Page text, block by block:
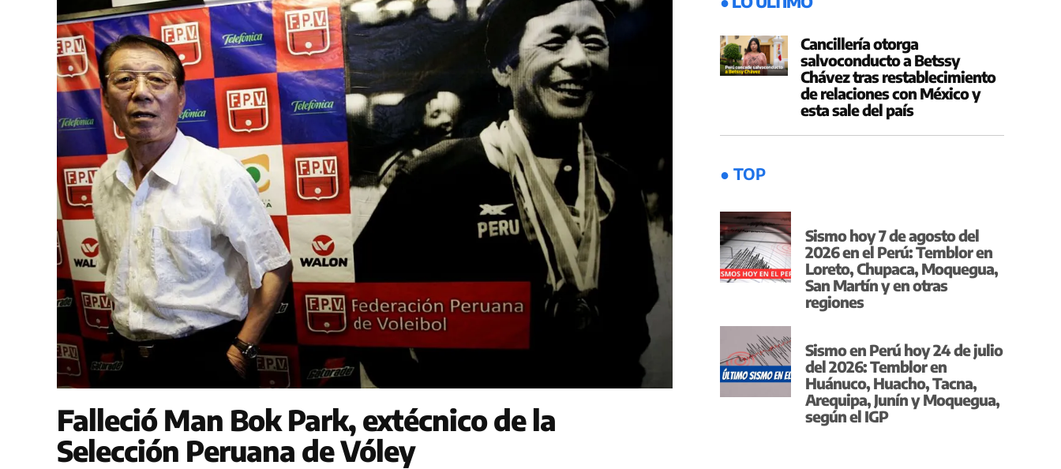
Falleció Man Bok Park, extécnico de la
Selección Peruana de Vóley
Cancillería otorga
salvoconducto a Betssy
Chávez tras restablecimiento
de relaciones con México y
esta sale del país
● TOP
Sismo hoy 7 de agosto del
2026 en el Perú: Temblor en
Loreto, Chupaca, Moquegua,
San Martín y en otras
regiones
Sismo en Perú hoy 24 de julio
del 2026: Temblor en
Huánuco, Huacho, Tacna,
Arequipa, Junín y Moquegua,
según el IGP